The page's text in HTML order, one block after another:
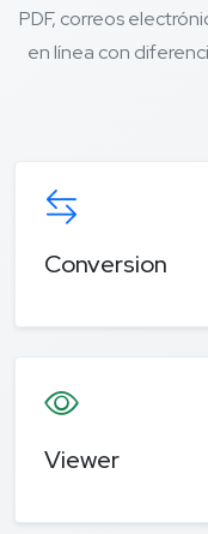
PDF, correos
en línea con
Conversion
Viewer